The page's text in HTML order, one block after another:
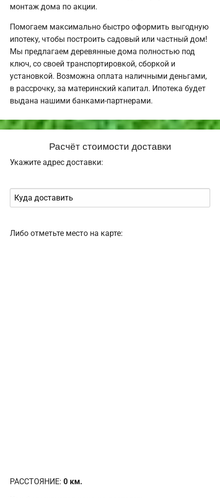
монтаж дома по акции.
Помогаем максимально быстро оформить выгодную
ипотеку, чтобы построить садовый или частный дом!
Мы предлагаем деревянные дома полностью под
ключ, со своей транспортировкой, сборкой и
установкой. Возможна оплата наличными деньгами,
в рассрочку, за материнский капитал. Ипотека будет
выдана нашими банками-партнерами.
Расчёт стоимости доставки
Укажите адрес доставки:
Либо отметьте место на карте:
РАССТОЯНИЕ: 0 км.